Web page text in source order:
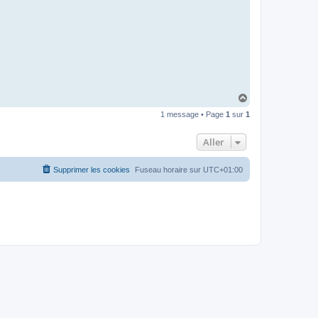
u
1 message • Page 1 sur 1
Aller
Fuseau horaire sur UTC+01:00
Supprimer les cookies